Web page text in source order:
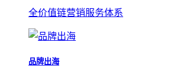
全价值链营销服务体系
品牌出海